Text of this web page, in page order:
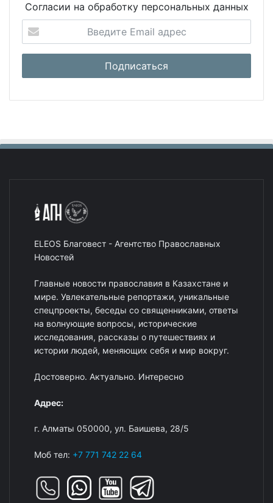
Согласии на обработку персональных данных
ELEOS Благовест - Агентство Православных
Новостей
Главные новости православия в Казахстане и
мире. Увлекательные репортажи, уникальные
спецпроекты, беседы со священниками, ответы
на волнующие вопросы, исторические
исследования, рассказы о путешествиях и
истории людей, меняющих себя и мир вокруг.
Достоверно. Актуально. Интересно
Адрес:
г. Алматы 050000, ул. Баишева, 28/5
Моб тел: +7 771 742 22 64